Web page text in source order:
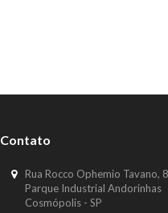
Contato
Rua Rocco Ophemio Tavano,
Parque Industrial Andorinhas
Cosmópolis - SP